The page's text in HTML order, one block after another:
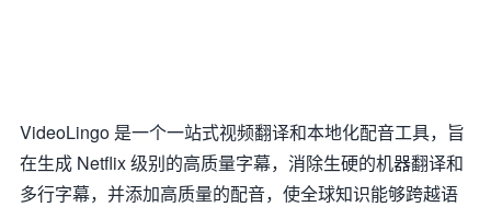
VideoLingo 是一个一站式视频翻译和本地化配音工具，旨
在生成 Netflix 级别的高质量字幕，消除生硬的机器翻译和
多行字幕，并添加高质量的配音，使全球知识能够跨越语